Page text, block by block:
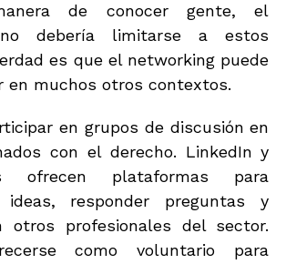
de conocer gente, el
no debería limitarse a estos
es que el networking puede
en muchos otros contextos.
en grupos de discusión en
con el derecho. LinkedIn y
ofrecen plataformas para
ideas, responder preguntas y
otros profesionales del sector.
como voluntario para